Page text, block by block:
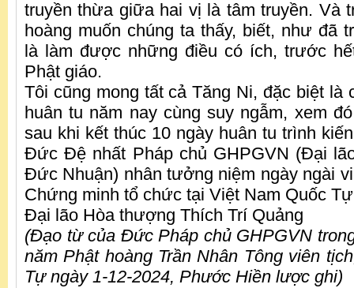
truyền thừa giữa hai vị là tâm truyền. Và
hoàng muốn chúng ta thấy, biết, như đã
là làm được những điều có ích, trước
Phật giáo.
Tôi cũng mong tất cả Tăng Ni, đặc biệt là
huân tu năm nay cùng suy ngẫm, xem
sau khi kết thúc 10 ngày huân tu trình
Đức Đệ nhất Pháp chủ GHPGVN (Đại
Đức Nhuận) nhân tưởng niệm ngày ngài
Chứng minh tổ chức tại Việt Nam Quốc
Đại lão Hòa thượng Thích Trí Quảng
(Đạo từ của Đức Pháp chủ GHPGVN
năm Phật hoàng Trần Nhân Tông viên
Tự ngày 1-12-2024, Phước Hiền lược ghi)